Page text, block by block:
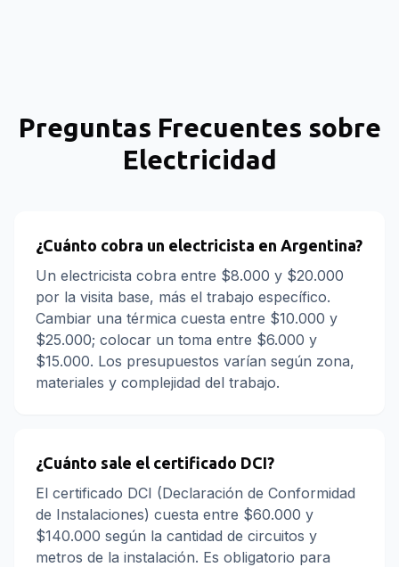
Preguntas Frecuentes sobre
Electricidad
¿Cuánto cobra un electricista en Argentina?
Un electricista cobra entre $8.000 y $20.000
por la visita base, más el trabajo específico.
Cambiar una térmica cuesta entre $10.000 y
$25.000; colocar un toma entre $6.000 y
$15.000. Los presupuestos varían según zona,
materiales y complejidad del trabajo.
¿Cuánto sale el certificado DCI?
El certificado DCI (Declaración de Conformidad
de Instalaciones) cuesta entre $60.000 y
$140.000 según la cantidad de circuitos y
metros de la instalación. Es obligatorio para